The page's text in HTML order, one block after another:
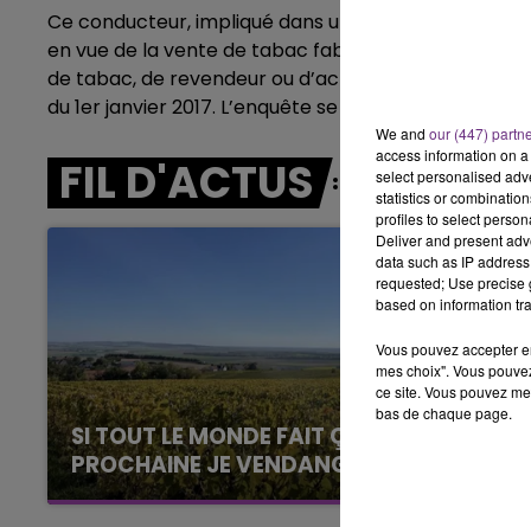
6h00 - 10h00
LA FAMILLE
Ce conducteur, impliqué dans un trafic national de
en vue de la vente de tabac fabriqué, vente
de tabac, de revendeur ou d’acheteur-revendeur.
du 1er janvier 2017. L’enquête se poursuit toujours.
FIL D'ACTUS
SI TOUT LE MONDE FAIT ÇA, MOI L'ANNÉE
PROCHAINE JE VENDANGE EN...
La vendange en Champagne a débuté ce jeudi
14h00 - 15h00
We and our (447)
access information on
select personalised
statistics or
profiles to select
Deliver and present
data such as IP
requested; Use precise
based on information
Vous pouvez accepter
mes choix". Vous
ce site. Vous pouvez
bas de chaque page.